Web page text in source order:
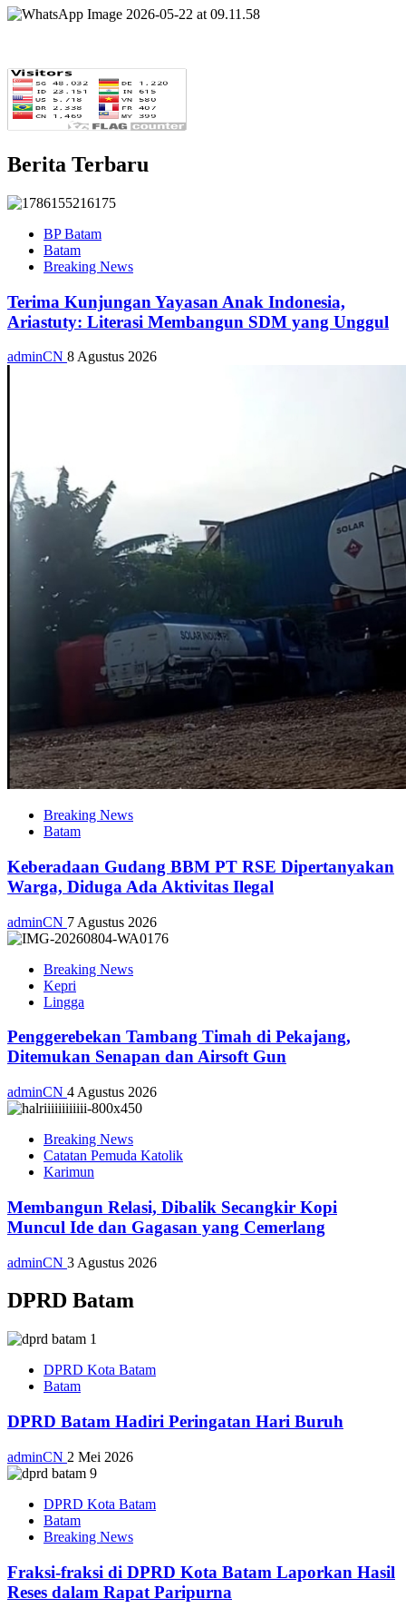
Berita Terbaru
BP Batam
Batam
Breaking News
Terima Kunjungan Yayasan Anak Indonesia,
Ariastuty: Literasi Membangun SDM yang Unggul
adminCN 8 Agustus 2026
Breaking News
Batam
Keberadaan Gudang BBM PT RSE Dipertanyakan
Warga, Diduga Ada Aktivitas Ilegal
adminCN 7 Agustus 2026
Breaking News
Kepri
Lingga
Penggerebekan Tambang Timah di Pekajang,
Ditemukan Senapan dan Airsoft Gun
adminCN 4 Agustus 2026
Breaking News
Catatan Pemuda Katolik
Karimun
Membangun Relasi, Dibalik Secangkir Kopi
Muncul Ide dan Gagasan yang Cemerlang
adminCN 3 Agustus 2026
DPRD Batam
DPRD Kota Batam
Batam
DPRD Batam Hadiri Peringatan Hari Buruh
adminCN 2 Mei 2026
DPRD Kota Batam
Batam
Breaking News
Fraksi-fraksi di DPRD Kota Batam Laporkan Hasil
Reses dalam Rapat Paripurna